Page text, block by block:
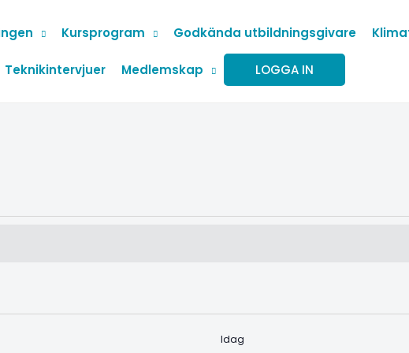
Kursprogram Godkända utbildningsgivare
Teknikintervjuer Medlemskap LOGGA IN
Idag